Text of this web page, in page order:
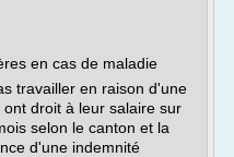
en cas de maladie
travailler en raison d'une
droit à leur salaire sur
selon le canton et la
d'une indemnité